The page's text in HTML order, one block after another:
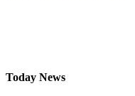
Today News